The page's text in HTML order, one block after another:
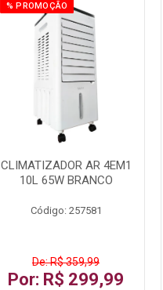
% PROMOÇÃO
CLIMATIZADOR AR 4EM1
10L 65W BRANCO
Código: 257581
De: R$ 359,99
Por: R$ 299,99